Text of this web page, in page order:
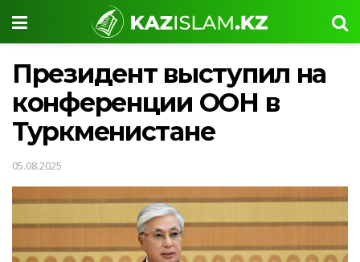
Президент выступил на
конференции ООН в
Туркменистане
05.08.2025